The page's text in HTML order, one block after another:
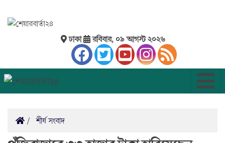
ঢাকা রবিবার, ০৯ আগস্ট ২০২৬
শীর্ষ সংবাদ